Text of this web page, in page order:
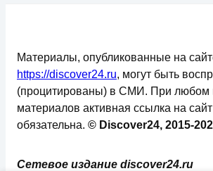
Сетевое издание discover24.ru
Материалы, опубликованные на
https://discover24.ru, могут быть
(процитированы) в СМИ. При любом
материалов активная ссылка на сайт
обязательна. © Discover24, 2015-